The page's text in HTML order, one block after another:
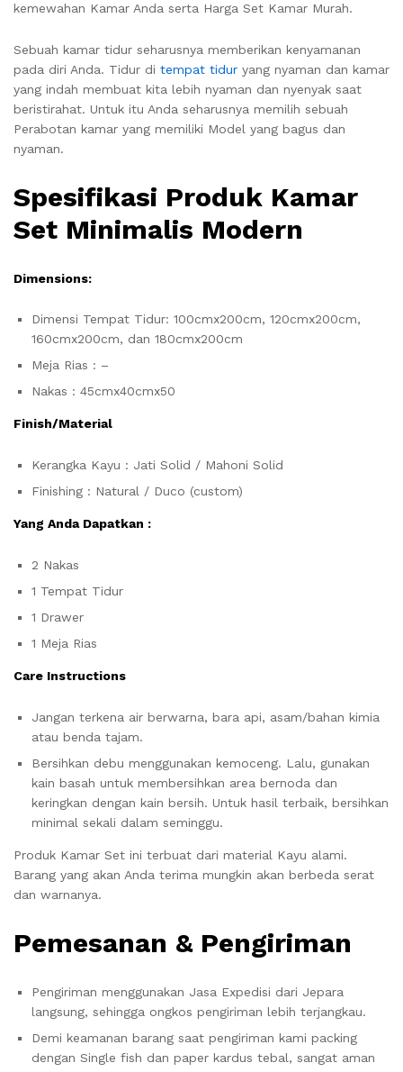
kemewahan Kamar Anda serta Harga Set Kamar Murah.
Sebuah kamar tidur seharusnya memberikan kenyamanan
pada diri Anda. Tidur di tempat tidur yang nyaman dan kamar
yang indah membuat kita lebih nyaman dan nyenyak saat
beristirahat. Untuk itu Anda seharusnya memilih sebuah
Perabotan kamar yang memiliki Model yang bagus dan
nyaman.
Spesifikasi Produk Kamar
Set Minimalis Modern
Dimensions:
Dimensi Tempat Tidur: 100cmx200cm, 120cmx200cm,
160cmx200cm, dan 180cmx200cm
Meja Rias : –
Nakas : 45cmx40cmx50
Finish/Material
Kerangka Kayu : Jati Solid / Mahoni Solid
Finishing : Natural / Duco (custom)
Yang Anda Dapatkan :
2 Nakas
1 Tempat Tidur
1 Drawer
1 Meja Rias
Care Instructions
Jangan terkena air berwarna, bara api, asam/bahan kimia
atau benda tajam.
Bersihkan debu menggunakan kemoceng. Lalu, gunakan
kain basah untuk membersihkan area bernoda dan
keringkan dengan kain bersih. Untuk hasil terbaik, bersihkan
minimal sekali dalam seminggu.
Produk Kamar Set ini terbuat dari material Kayu alami.
Barang yang akan Anda terima mungkin akan berbeda serat
dan warnanya.
Pemesanan & Pengiriman
Pengiriman menggunakan Jasa Expedisi dari Jepara
langsung, sehingga ongkos pengiriman lebih terjangkau.
Demi keamanan barang saat pengiriman kami packing
dengan Single fish dan paper kardus tebal, sangat aman